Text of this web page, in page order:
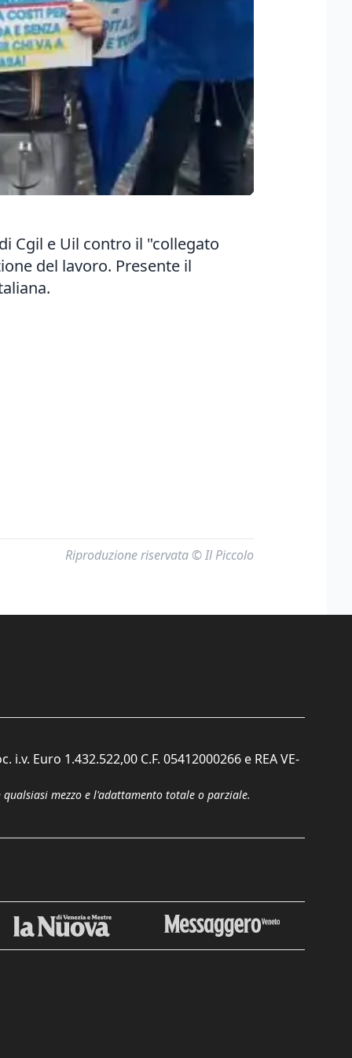
Cgil e Uil contro il "collegato
del lavoro. Presente il
Riproduzione riservata © Il Piccolo
Euro 1.432.522,00 C.F. 05412000266 e REA VE-
mezzo e l'adattamento totale o parziale.